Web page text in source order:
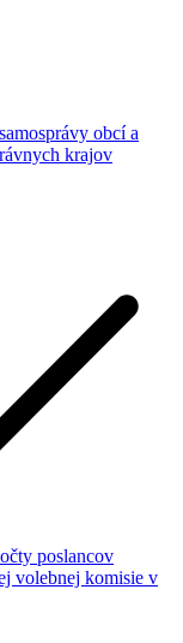
obcí a
krajov
poslancov
volebnej komisie v